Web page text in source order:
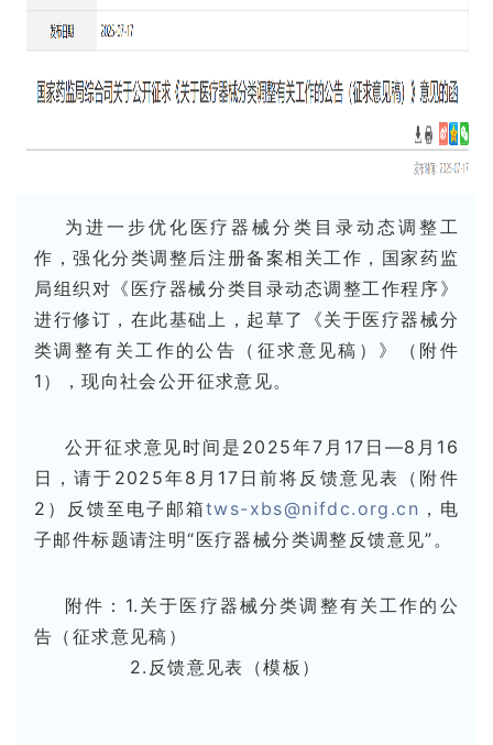
为进一步优化医疗器械分类目录动态调整工
作，强化分类调整后注册备案相关工作，国家药监
局组织对《医疗器械分类目录动态调整工作程序》
进行修订，在此基础上，起草了《关于医疗器械分
类调整有关工作的公告（征求意见稿）》（附件
1），现向社会公开征求意见。
公开征求意见时间是2025年7月17日—8月16
日，请于2025年8月17日前将反馈意见表（附件
2）反馈至电子邮箱tws-xbs@nifdc.org.cn ，电
子邮件标题请注明“医疗器械分类调整反馈意见”。
附件：1.关于医疗器械分类调整有关工作的公
告（征求意见稿）
2.反馈意见表（模板）